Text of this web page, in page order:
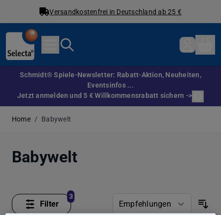
Versandkostenfrei in Deutschland ab 25 €
Direkt zum Inhalt
Schmidt® Spiele-Newsletter: Rabatt-Aktion, Neuheiten,
Eventsinfos ...
Jetzt anmelden und 5 € Willkommensrabatt sichern ->
Home / Babywelt
Babywelt
Filter
3